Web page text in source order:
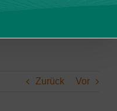
Zurück Vor